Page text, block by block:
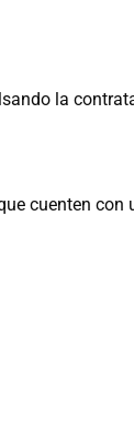
la
cuenten con